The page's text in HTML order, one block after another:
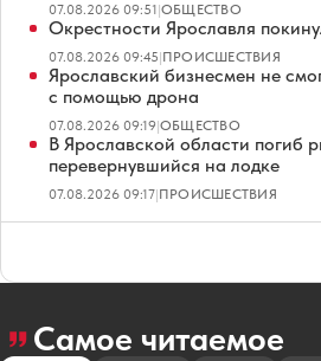
07.08.2026 09:51|ОБЩЕСТВО
Окрестности Ярославля
07.08.2026 09:45|ПРОИСШЕСТВИЯ
Ярославский бизнесмен не
с помощью дрона
07.08.2026 09:19|ОБЩЕСТВО
В Ярославской области погиб
перевернувшийся на лодке
07.08.2026 09:17|ПРОИСШЕСТВИЯ
Самое читаемое